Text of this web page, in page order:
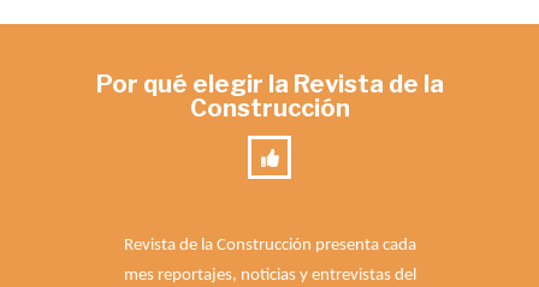
Por qué elegir la Revista de la
Construcción
Revista de la Construcción presenta cada
mes reportajes, noticias y entrevistas del